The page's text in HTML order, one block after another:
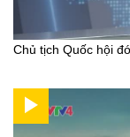
Chủ tịch Quốc hội